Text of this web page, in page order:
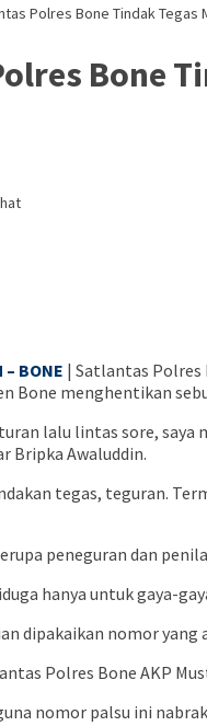
Polres Bone Tindak Tegas
Bone
– BONE | Satlantas Polres
Bone menghentikan
lalu lintas sore,
Bripka Awaluddin.
tegas, teguran.
peneguran dan
hanya untuk gaya-
dipakaikan nomor yang
Polres Bone AKP
nomor palsu ini